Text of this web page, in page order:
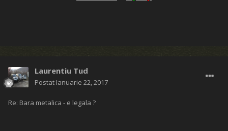
Laurentiu Tud
Postat Ianuarie 22, 2017
Re: Bara metalica - e legala ?